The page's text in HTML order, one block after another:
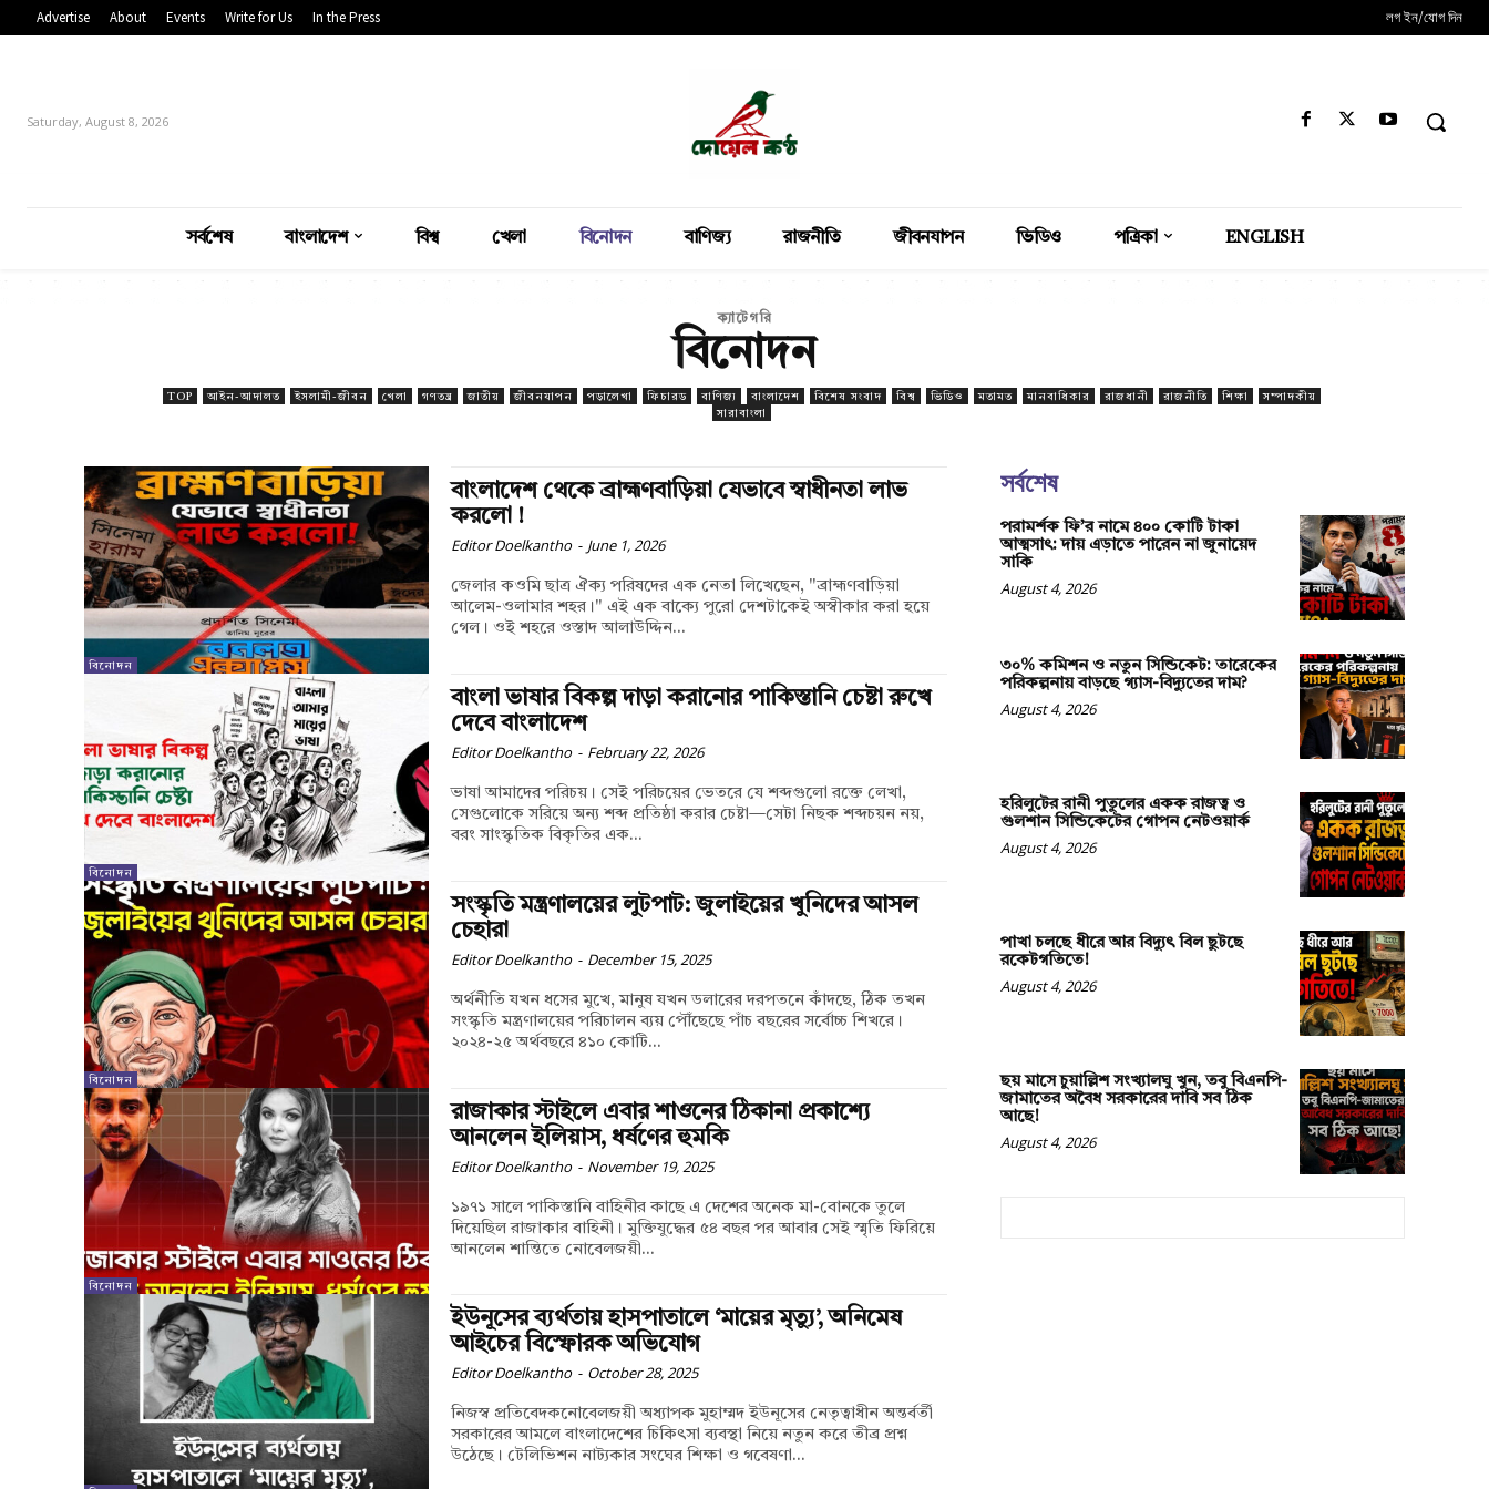
Advertise About Events Write for Us In the Press লগ ইন/যোগ দিন
Saturday, August 8, 2026
সর্বশেষ বাংলাদেশ বিশ্ব খেলা বিনোদন বাণিজ্য রাজনীতি জীবনযাপন ভিডিও পত্রিকা ENGLISH
ক্যাটেগরি
বিনোদন
TOP আইন-আদালত ইসলামী-জীবন খেলা গণতন্ত্র জাতীয় জীবনযাপন পড়ালেখা ফিচারড বাণিজ্য বাংলাদেশ বিশেষ সংবাদ বিশ্ব ভিডিও মতামত মানবাধিকার রাজধানী রাজনীতি শিক্ষা
সম্পাদকীয়
সারাবাংলা
বিনোদন
বাংলাদেশ থেকে ব্রাহ্মণবাড়িয়া যেভাবে স্বাধীনতা লাভ
করলো !
Editor Doelkantho - June 1, 2026
জেলার কওমি ছাত্র ঐক্য পরিষদের এক নেতা লিখেছেন, "ব্রাহ্মণবাড়িয়া
আলেম-ওলামার শহর।" এই এক বাক্যে পুরো দেশটাকেই অস্বীকার করা হয়ে
গেল। ওই শহরে ওস্তাদ আলাউদ্দিন...
বিনোদন
বাংলা ভাষার বিকল্প দাড়া করানোর পাকিস্তানি চেষ্টা রুখে
দেবে বাংলাদেশ
Editor Doelkantho - February 22, 2026
ভাষা আমাদের পরিচয়। সেই পরিচয়ের ভেতরে যে শব্দগুলো রক্তে লেখা,
সেগুলোকে সরিয়ে অন্য শব্দ প্রতিষ্ঠা করার চেষ্টা—সেটা নিছক শব্দচয়ন নয়,
বরং সাংস্কৃতিক বিকৃতির এক...
বিনোদন
সংস্কৃতি মন্ত্রণালয়ের লুটপাট: জুলাইয়ের খুনিদের আসল
চেহারা
Editor Doelkantho - December 15, 2025
অর্থনীতি যখন ধসের মুখে, মানুষ যখন ডলারের দরপতনে কাঁদছে, ঠিক তখন
সংস্কৃতি মন্ত্রণালয়ের পরিচালন ব্যয় পৌঁছেছে পাঁচ বছরের সর্বোচ্চ শিখরে।
২০২৪-২৫ অর্থবছরে ৪১০ কোটি...
বিনোদন
রাজাকার স্টাইলে এবার শাওনের ঠিকানা প্রকাশ্যে
আনলেন ইলিয়াস, ধর্ষণের হুমকি
Editor Doelkantho - November 19, 2025
১৯৭১ সালে পাকিস্তানি বাহিনীর কাছে এ দেশের অনেক মা-বোনকে তুলে
দিয়েছিল রাজাকার বাহিনী। মুক্তিযুদ্ধের ৫৪ বছর পর আবার সেই স্মৃতি ফিরিয়ে
আনলেন শান্তিতে নোবেলজয়ী...
ইউনূসের ব্যর্থতায় হাসপাতালে ‘মায়ের মৃত্যু’, অনিমেষ
আইচের বিস্ফোরক অভিযোগ
Editor Doelkantho - October 28, 2025
নিজস্ব প্রতিবেদকনোবেলজয়ী অধ্যাপক মুহাম্মদ ইউনূসের নেতৃত্বাধীন অন্তর্বর্তী
সরকারের আমলে বাংলাদেশের চিকিৎসা ব্যবস্থা নিয়ে নতুন করে তীব্র প্রশ্ন
উঠেছে। টেলিভিশন নাট্যকার সংঘের শিক্ষা ও গবেষণা...
সর্বশেষ
পরামর্শক ফি’র নামে ৪০০ কোটি টাকা
আত্মসাৎ: দায় এড়াতে পারেন না জুনায়েদ
সাকি
August 4, 2026
৩০% কমিশন ও নতুন সিন্ডিকেট: তারেকের
পরিকল্পনায় বাড়ছে গ্যাস-বিদ্যুতের দাম?
August 4, 2026
হরিলুটের রানী পুতুলের একক রাজত্ব ও
গুলশান সিন্ডিকেটের গোপন নেটওয়ার্ক
August 4, 2026
পাখা চলছে ধীরে আর বিদ্যুৎ বিল ছুটছে
রকেটগতিতে!
August 4, 2026
ছয় মাসে চুয়াল্লিশ সংখ্যালঘু খুন, তবু বিএনপি-
জামাতের অবৈধ সরকারের দাবি সব ঠিক
আছে!
August 4, 2026